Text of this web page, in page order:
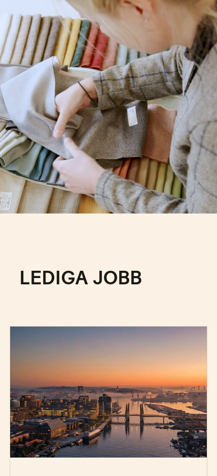
VI ÄR NYFIKNA PÅ
DIG!
Hos oss får du möjlighet att arbeta inom
arkitekturens alla delar med tillgång till ett
spektrum av kunskap inom arkitektur,
inredning, samhällsplanering, landskap,
fastighetsekonomi m.m. Här blir du en
självklar och viktig del i det team du ingår i.
Vi värdesätter goda relationer och omtanke
om varandra och våra kunder.
LEDIGA JOBB